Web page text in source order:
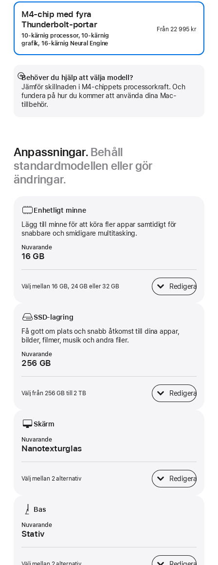
M4-chip med fyra
Thunderbolt-portar
10‑kärnig processor, 10‑kärnig
grafik, 16‑kärnig Neural Engine
Från 22 995 kr
Behöver du hjälp att välja modell?
Jämför skillnaden i M4-chippets processorkraft. Och
fundera på hur du kommer att använda dina Mac-
tillbehör.
Visa
mer
Anpassningar. Behåll
standardmodellen eller gör
ändringar.
Enhetligt minne
Lägg till minne för att köra fler appar samtidigt för
snabbare och smidigare multitasking.
Nuvarande
16 GB
Välj mellan 16 GB, 24 GB eller 32 GB Redigera
Enhetligt minne
SSD-lagring
Få gott om plats och snabb åtkomst till dina appar,
bilder, filmer, musik och andra filer.
Nuvarande
256 GB
Välj från 256 GB till 2 TB Redigera
SSD-lagring
Skärm
Nuvarande
Nanotexturglas
Välj mellan 2 alternativ Redigera
Skärm
Bas
Nuvarande
Stativ